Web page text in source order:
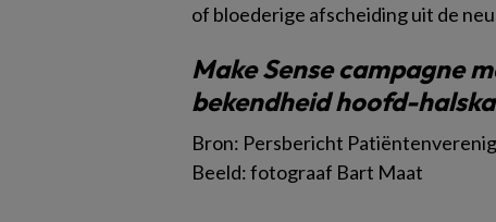
of bloederige afscheiding uit de
Make Sense campagne
bekendheid hoofd-
Bron: Persbericht
Beeld: fotograaf Bart Maat